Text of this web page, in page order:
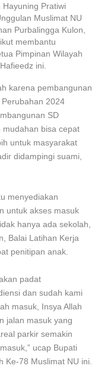
Hayuning Pratiwi
Muslimat NU
Purbalingga Kulon,
membantu
Pimpinan Wilayah
ini.
karena pembangunan
2024
SD
mudahan bisa cepat
untuk masyarakat
didampingi suami,
menyediakan
untuk akses masuk
hanya ada sekolah,
Balai Latihan Kerja
penitipan anak.
padat
dan sudah kami
masuk, Insya Allah
jalan masuk yang
parkir semakin
ucap Bupati
Ke-78 Muslimat NU ini.